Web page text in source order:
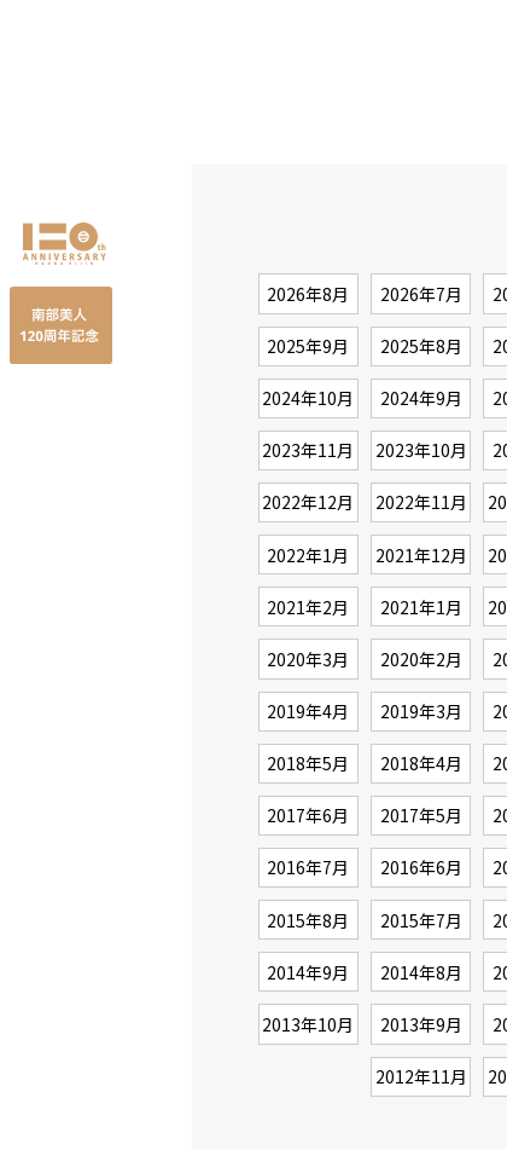
2026年8月 2026年7月
2025年9月 2025年8月
2024年10月 2024年9月
2023年11月 2023年10月
2022年12月 2022年11月
2022年1月 2021年12月
2021年2月 2021年1月
2020年3月 2020年2月
2019年4月 2019年3月
2018年5月 2018年4月
2017年6月 2017年5月
2016年7月 2016年6月
2015年8月 2015年7月
2014年9月 2014年8月
2013年10月 2013年9月
2012年11月